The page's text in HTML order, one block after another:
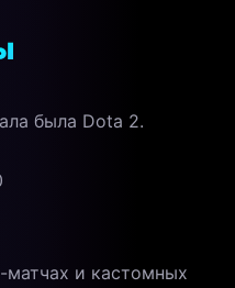
была Dota 2.
матчах и кастомных